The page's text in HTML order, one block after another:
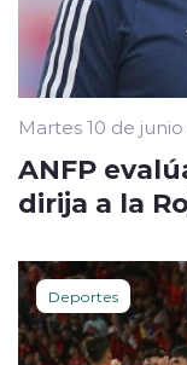
Martes 10 de
ANFP
dirija a la
Deportes